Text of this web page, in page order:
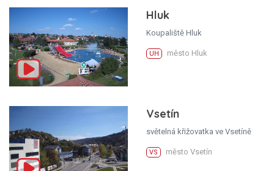
Hluk
Koupaliště Hluk
UH město Hluk
Vsetín
světelná křižovatka ve Vsetíně
VS město Vsetín